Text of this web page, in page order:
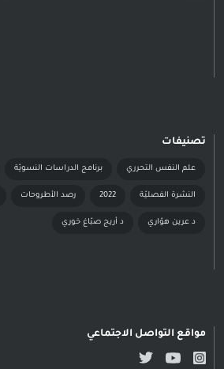
تصنيفات
علم النفس التحرري برنامج الدراسات النسويّة
النشرة الفصليّة 2022 رصد الأطروحات
د عرين هوّاري د أريج صبّاغ خوري
مواقع التواصل الاجتماعي